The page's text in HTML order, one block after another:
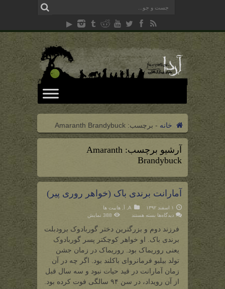
خانه - برچسب: Amaranth Brandybuck
آرشیو برچسب: Amaranth
Brandybuck
آمارانت برندی باک (خواهر روری پیر)
۱ اسفند ۱۳۹۲ A آ
هابیت ها
دیدگاه‌ها برای
باک
(خواهر
روری
بسته هستند 388 نمایش
فرزند دوم و بزرگترین دختر گوربادوک برودبلت
برندی باک. او خواهر کوچکتر پسر گوربادوک
یعنی روریماک بود. روریماک در زمان جشن
تولد بیلبو فرمانروای باکلند بود. اگر چه در آن
زمان آمارانت در قید حیات نبود و سه سال قبل
از آن رویداد، در سن ۹۴ سالگی فوت کرده بود.